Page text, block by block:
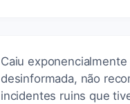
Caiu
desinformada, não
incidentes ruins que